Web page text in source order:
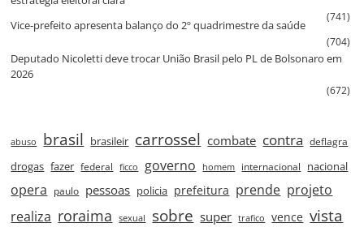
(741)
Vice‑prefeito apresenta balanço do 2º quadrimestre da saúde
(704)
Deputado Nicoletti deve trocar União Brasil pelo PL de Bolsonaro em
2026
(672)
abuso brasil brasileir carrossel combate contra deflagra
drogas fazer federal ficco governo homem internacional nacional
opera paulo pessoas policia prefeitura prende projeto
realiza roraima sexual sobre super trafico vence vista